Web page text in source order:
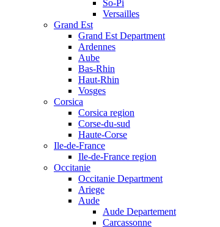
So-Pi
Versailles
Grand Est
Grand Est Department
Ardennes
Aube
Bas-Rhin
Haut-Rhin
Vosges
Corsica
Corsica region
Corse-du-sud
Haute-Corse
Ile-de-France
Ile-de-France region
Occitanie
Occitanie Department
Ariege
Aude
Aude Departement
Carcassonne